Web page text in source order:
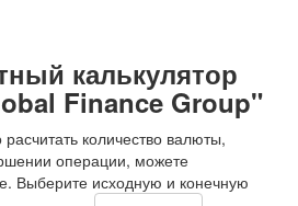
калькулятор
Finance Group"
количество валюты,
операции, можете
Выберите исходную и конечную